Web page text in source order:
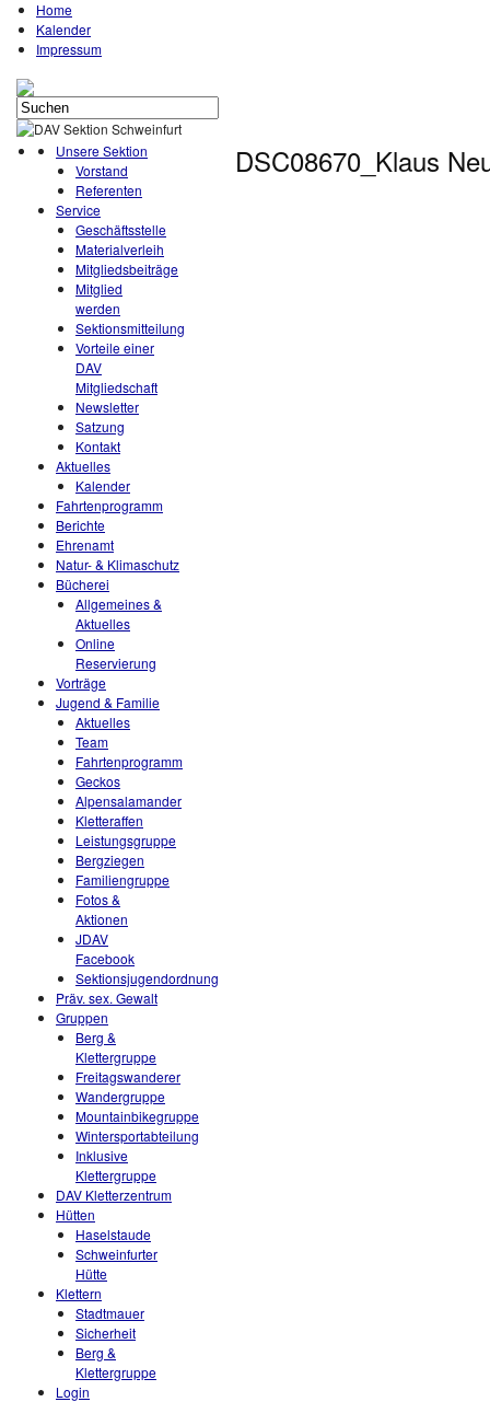
Home
Kalender
Impressum
Unsere Sektion
Vorstand
Referenten
Service
Geschäftsstelle
Materialverleih
Mitgliedsbeiträge
Mitglied
werden
Sektionsmitteilung
Vorteile einer
DAV
Mitgliedschaft
Newsletter
Satzung
Kontakt
Aktuelles
Kalender
Fahrtenprogramm
Berichte
Ehrenamt
Natur- & Klimaschutz
Bücherei
Allgemeines &
Aktuelles
Online
Reservierung
Vorträge
Jugend & Familie
Aktuelles
Team
Fahrtenprogramm
Geckos
Alpensalamander
Kletteraffen
Leistungsgruppe
Bergziegen
Familiengruppe
Fotos &
Aktionen
JDAV
Facebook
Sektionsjugendordnung
Präv. sex. Gewalt
Gruppen
Berg &
Klettergruppe
Freitagswanderer
Wandergruppe
Mountainbikegruppe
Wintersportabteilung
Inklusive
Klettergruppe
DAV Kletterzentrum
Hütten
Haselstaude
Schweinfurter
Hütte
Klettern
Stadtmauer
Sicherheit
Berg &
Klettergruppe
Login
DSC08670_Klaus